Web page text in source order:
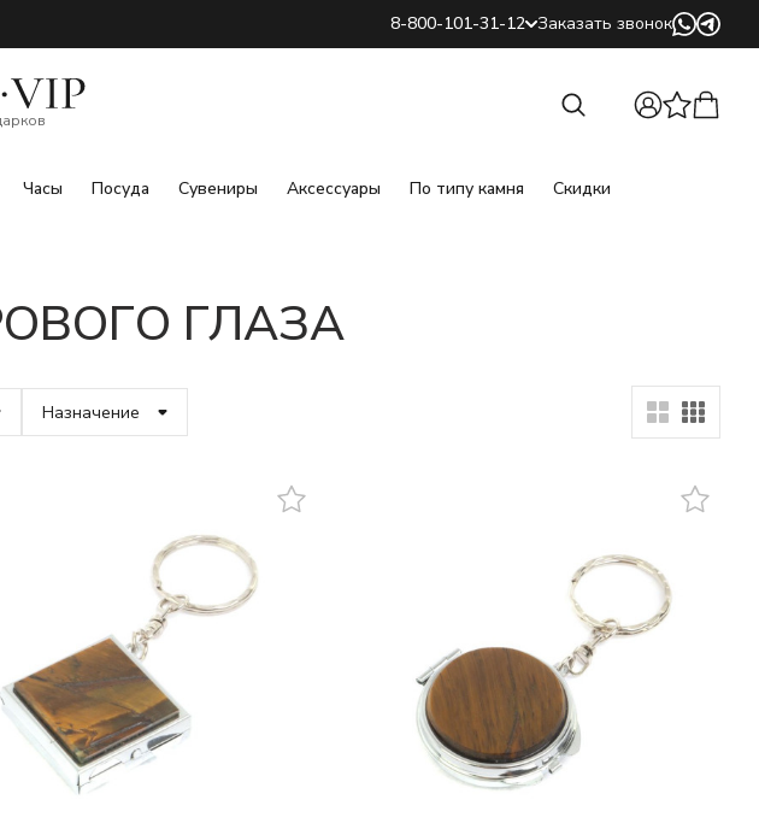
8-800-101-31-12 Заказать звонок
Часы Посуда Сувениры Аксессуары По типу камня Скидки
Найти
ГЛАЗА
Назначение